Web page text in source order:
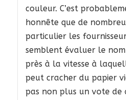
couleur. C’est
honnête que de
particulier les
semblent évaluer le
près à la vitesse à
peut cracher du papier
pas non plus un vote de